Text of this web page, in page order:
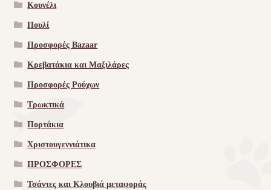
Κουνέλι
Πουλί
Προσφορές Bazaar
Κρεβατάκια και Μαξιλάρες
Προσφορές Ρούχων
Τρωκτικά
Πορτάκια
Χριστουγεννιάτικα
ΠΡΟΣΦΟΡΕΣ
Τσάντες και Κλουβιά μεταφοράς